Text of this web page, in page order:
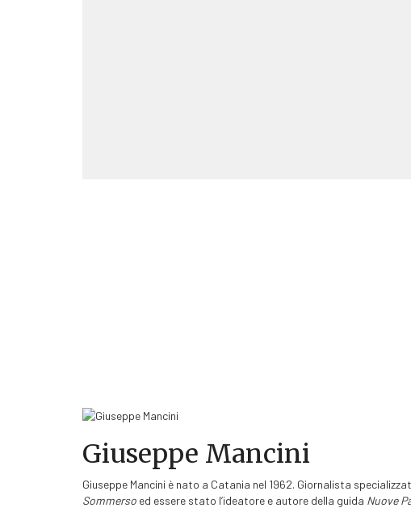
Giuseppe Mancini
Giuseppe Mancini è nato a Catania nel 1962. Giornalista
Sommerso ed essere stato l’ideatore e autore della guida Nuove